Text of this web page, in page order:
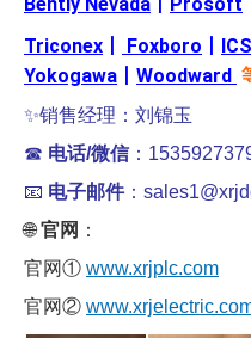
Bently Nevada
Prosoft
Triconex
Foxboro
Yokogawa
Woodward
✨销售经理：刘锦玉
☎ 电话/微信：
📧 电子邮件：
🌐官网 ：
官网① www.xrjplc.com
官网②